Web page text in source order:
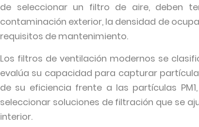
de seleccionar un filtro de aire, deben
contaminación exterior, la densidad de
requisitos de mantenimiento.
Los filtros de ventilación modernos se
evalúa su capacidad para capturar
de su eficiencia frente a las partículas
seleccionar soluciones de filtración que se
interior.